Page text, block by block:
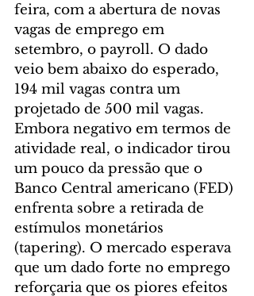
feira, com a abertura de novas
vagas de emprego em
setembro, o payroll. O dado
veio bem abaixo do esperado,
194 mil vagas contra um
projetado de 500 mil vagas.
Embora negativo em termos de
atividade real, o indicador tirou
um pouco da pressão que o
Banco Central americano (FED)
enfrenta sobre a retirada de
estímulos monetários
(tapering). O mercado esperava
que um dado forte no emprego
reforçaria que os piores efeitos